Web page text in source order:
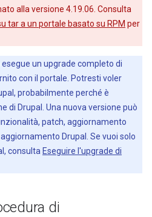
alla versione 4.19.06. Consulta
tar a un portale basato su RPM per
un upgrade completo di
con il portale. Potresti voler
probabilmente perché è
di Drupal. Una nuova versione può
patch, aggiornamento
Drupal. Se vuoi solo
consulta Eseguire l'upgrade di
di